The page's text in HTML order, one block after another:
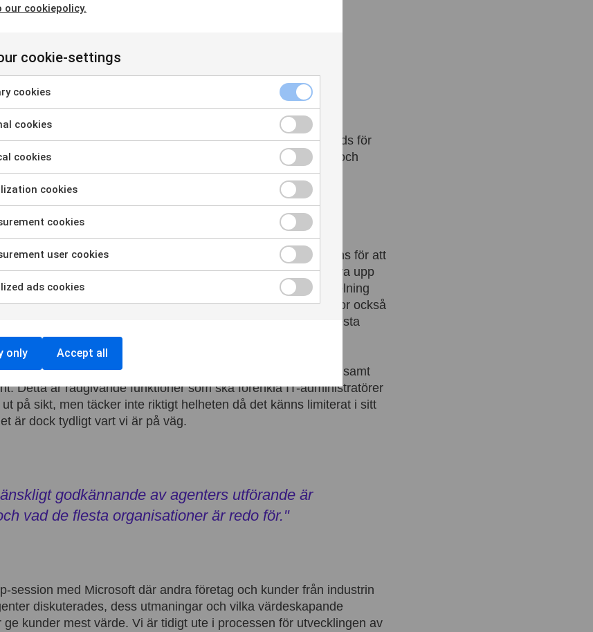
från Microsoft.
Windows
hos verksamheter där intresset för AI växer. Intune förbereds för
behov. Copilot i Intune bygger på Copilot for Security och
på vilka primära AI-scenarion de ser idag:
loop)
till säkerheten, i synnerhet kring agentisk AI. Utmaningar finns för att
som fler IT-administratörer kommer att behöva säkra upp
arbetar med en strukturerad roll- och behörighetsfördelning
åtgärder för att skydda agentisk AI i Intune. Microsoft tror också
av agenters utförande är standarden framåt och vad de flesta
i dag i förhandsversioner; Vulnerability Remediation Agent samt
Detta är rådgivande funktioner som ska förenkla IT-administratörer
på sikt, men täcker inte riktigt helheten då det känns limiterat i sitt
är dock tydligt vart vi är på väg.
godkännande av agenters utförande är
vad de flesta organisationer är redo för."
session med Microsoft där andra företag och kunder från industrin
diskuterades, dess utmaningar och vilka värdeskapande
kunder mest värde. Vi är tidigt ute i processen för utvecklingen av
our cookiepolicy.
cookie-settings
cookies
cookies
cookies
cookies
cookies
user cookies
ads cookies
only Accept all